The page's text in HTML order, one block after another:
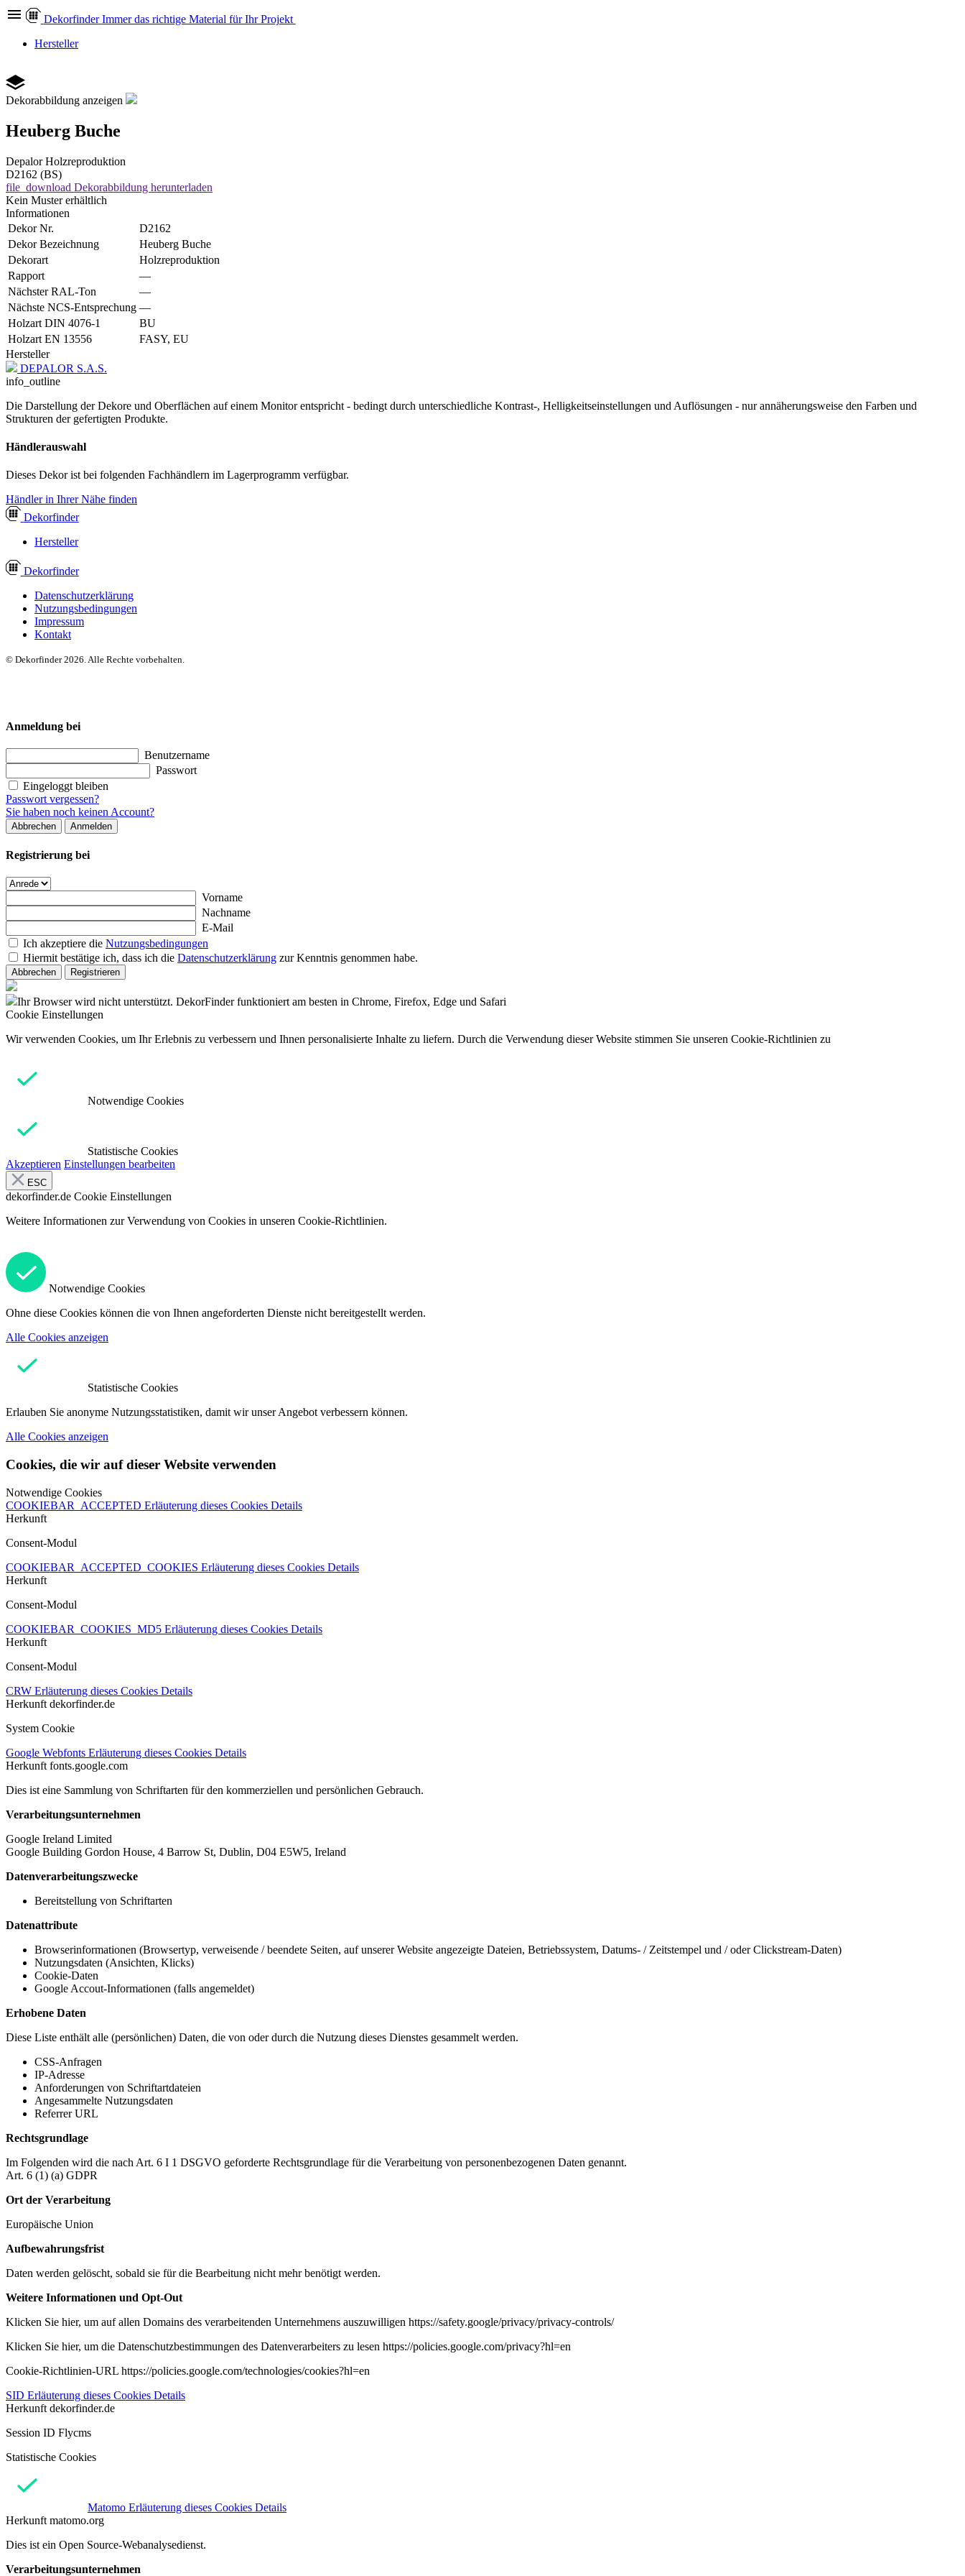
Dekorfinder Immer das richtige Material für Ihr Projekt
Hersteller
Dekorabbildung anzeigen
Heuberg Buche
Depalor Holzreproduktion
D2162 (BS)
file_download Dekorabbildung herunterladen
Kein Muster erhältlich
Informationen
Dekor Nr.
D2162
Dekor Bezeichnung
Heuberg Buche
Dekorart
Holzreproduktion
Rapport
—
Nächster RAL-Ton
—
Nächste NCS-Entsprechung —
Holzart DIN 4076-1
BU
Holzart EN 13556
FASY, EU
Hersteller
DEPALOR S.A.S.
info_outline
Die Darstellung der Dekore und Oberflächen auf einem Monitor entspricht - bedingt durch unterschiedliche Kontrast-, Helligkeitseinstellungen und Auflösungen - nur annäherungsweise den Farben und
Strukturen der gefertigten Produkte.
Händlerauswahl
Dieses Dekor ist bei folgenden Fachhändlern im Lagerprogramm verfügbar.
Händler in Ihrer Nähe finden
Dekorfinder
Hersteller
Dekorfinder
Datenschutzerklärung
Nutzungsbedingungen
Impressum
Kontakt
© Dekorfinder 2026. Alle Rechte vorbehalten.
Anmeldung bei
Benutzername
Passwort
Eingeloggt bleiben
Passwort vergessen?
Sie haben noch keinen Account?
Abbrechen Anmelden
Registrierung bei
Vorname
Nachname
E-Mail
Ich akzeptiere die Nutzungsbedingungen
Hiermit bestätige ich, dass ich die Datenschutzerklärung zur Kenntnis genommen habe.
Abbrechen Registrieren
Ihr Browser wird nicht unterstützt. DekorFinder funktioniert am besten in Chrome, Firefox, Edge und Safari
Cookie Einstellungen
Wir verwenden Cookies, um Ihr Erlebnis zu verbessern und Ihnen personalisierte Inhalte zu liefern. Durch die Verwendung dieser Website stimmen Sie unseren Cookie-Richtlinien zu
Notwendige Cookies
Statistische Cookies
Akzeptieren Einstellungen bearbeiten
ESC
dekorfinder.de Cookie Einstellungen
Weitere Informationen zur Verwendung von Cookies in unseren Cookie-Richtlinien.
Notwendige Cookies
Ohne diese Cookies können die von Ihnen angeforderten Dienste nicht bereitgestellt werden.
Alle Cookies anzeigen
Statistische Cookies
Erlauben Sie anonyme Nutzungsstatistiken, damit wir unser Angebot verbessern können.
Alle Cookies anzeigen
Cookies, die wir auf dieser Website verwenden
Notwendige Cookies
COOKIEBAR_ACCEPTED Erläuterung dieses Cookies Details
Herkunft
Consent-Modul
COOKIEBAR_ACCEPTED_COOKIES Erläuterung dieses Cookies Details
Herkunft
Consent-Modul
COOKIEBAR_COOKIES_MD5 Erläuterung dieses Cookies Details
Herkunft
Consent-Modul
CRW Erläuterung dieses Cookies Details
Herkunft dekorfinder.de
System Cookie
Google Webfonts Erläuterung dieses Cookies Details
Herkunft fonts.google.com
Dies ist eine Sammlung von Schriftarten für den kommerziellen und persönlichen Gebrauch.
Verarbeitungsunternehmen
Google Ireland Limited
Google Building Gordon House, 4 Barrow St, Dublin, D04 E5W5, Ireland
Datenverarbeitungszwecke
Bereitstellung von Schriftarten
Datenattribute
Browserinformationen (Browsertyp, verweisende / beendete Seiten, auf unserer Website angezeigte Dateien, Betriebssystem, Datums- / Zeitstempel und / oder Clickstream-Daten)
Nutzungsdaten (Ansichten, Klicks)
Cookie-Daten
Google Accout-Informationen (falls angemeldet)
Erhobene Daten
Diese Liste enthält alle (persönlichen) Daten, die von oder durch die Nutzung dieses Dienstes gesammelt werden.
CSS-Anfragen
IP-Adresse
Anforderungen von Schriftartdateien
Angesammelte Nutzungsdaten
Referrer URL
Rechtsgrundlage
Im Folgenden wird die nach Art. 6 I 1 DSGVO geforderte Rechtsgrundlage für die Verarbeitung von personenbezogenen Daten genannt.
Art. 6 (1) (a) GDPR
Ort der Verarbeitung
Europäische Union
Aufbewahrungsfrist
Daten werden gelöscht, sobald sie für die Bearbeitung nicht mehr benötigt werden.
Weitere Informationen und Opt-Out
Klicken Sie hier, um auf allen Domains des verarbeitenden Unternehmens auszuwilligen https://safety.google/privacy/privacy-controls/
Klicken Sie hier, um die Datenschutzbestimmungen des Datenverarbeiters zu lesen https://policies.google.com/privacy?hl=en
Cookie-Richtlinien-URL https://policies.google.com/technologies/cookies?hl=en
SID Erläuterung dieses Cookies Details
Herkunft dekorfinder.de
Session ID Flycms
Statistische Cookies
Matomo Erläuterung dieses Cookies Details
Herkunft matomo.org
Dies ist ein Open Source-Webanalysedienst.
Verarbeitungsunternehmen